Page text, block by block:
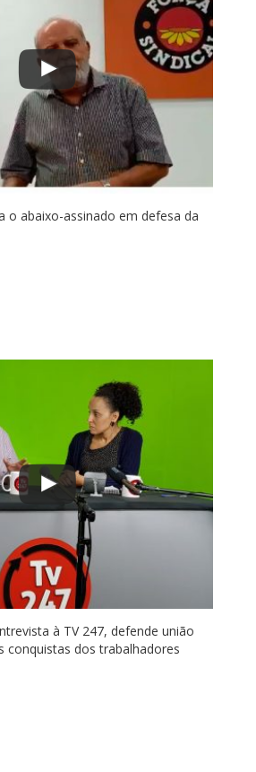
o abaixo-assinado em defesa da
à TV 247, defende união
conquistas dos trabalhadores